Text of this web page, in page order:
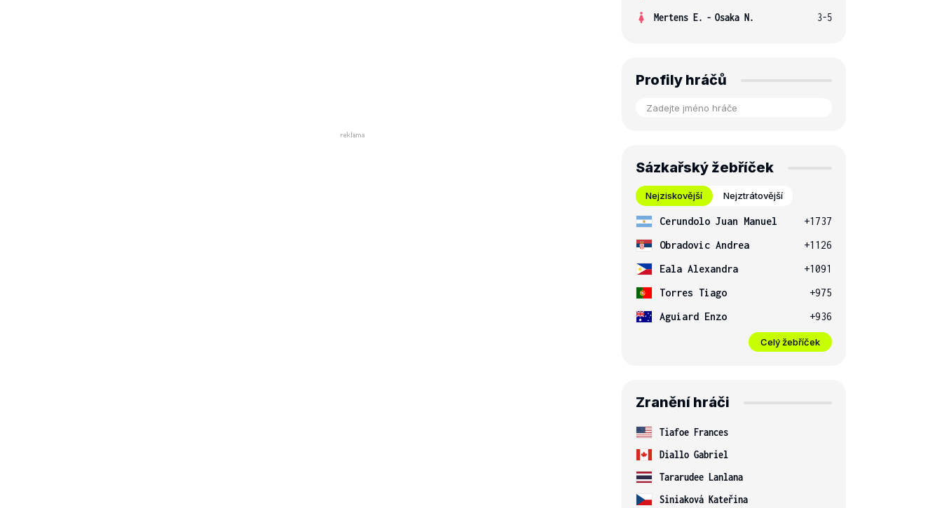
Mertens E. - Osaka N. 3-5
Profily hráčů
Sázkařský žebříček
Nejziskovější Nejztrátovější
Cerundolo Juan Manuel
+1737
Obradovic Andrea
+1126
Eala Alexandra
+1091
Torres Tiago
+975
Aguiard Enzo
+936
Celý žebříček
Zranění hráči
Tiafoe Frances
Diallo Gabriel
Tararudee Lanlana
Siniaková Kateřina